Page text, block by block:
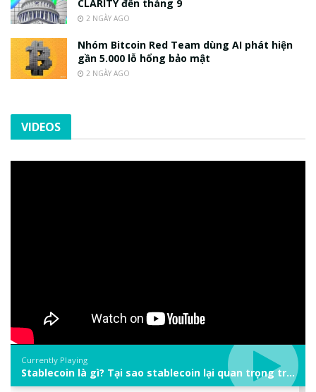
CLARITY đến tháng 9
2 NGÀY AGO
Nhóm Bitcoin Red Team dùng AI phát hiện
gần 5.000 lỗ hổng bảo mật
2 NGÀY AGO
VIDEOS
Currently Playing
Stablecoin là gì? Tại sao stablecoin lại quan trọng trong thị trường crypto? | Phổ cập Blockchain